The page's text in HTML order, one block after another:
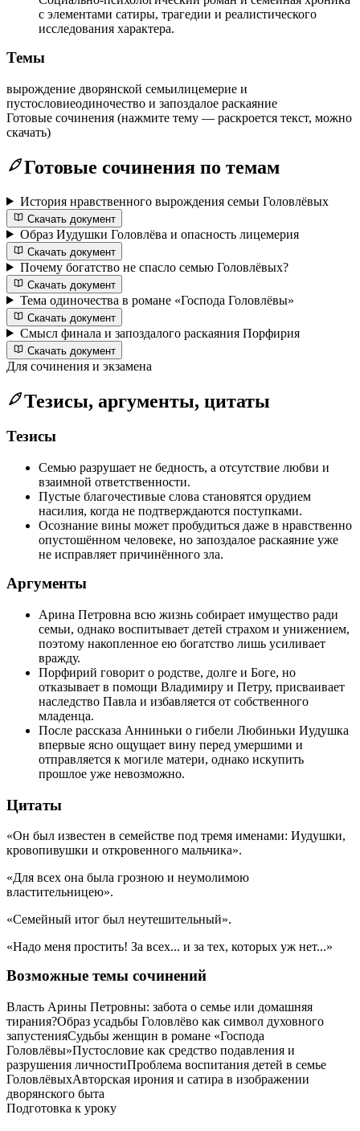
с элементами сатиры, трагедии и реалистического
исследования характера.
Темы
вырождение дворянской семьилицемерие и
пустословиеодиночество и запоздалое раскаяние
Готовые сочинения (нажмите тему — раскроется текст, можно
скачать)
Готовые сочинения по темам
История нравственного вырождения семьи Головлёвых
Скачать документ
Образ Иудушки Головлёва и опасность лицемерия
Скачать документ
Почему богатство не спасло семью Головлёвых?
Скачать документ
Тема одиночества в романе «Господа Головлёвы»
Скачать документ
Смысл финала и запоздалого раскаяния Порфирия
Скачать документ
Для сочинения и экзамена
Тезисы, аргументы, цитаты
Тезисы
Семью разрушает не бедность, а отсутствие любви и
взаимной ответственности.
Пустые благочестивые слова становятся орудием
насилия, когда не подтверждаются поступками.
Осознание вины может пробудиться даже в нравственно
опустошённом человеке, но запоздалое раскаяние уже
не исправляет причинённого зла.
Аргументы
Арина Петровна всю жизнь собирает имущество ради
семьи, однако воспитывает детей страхом и унижением,
поэтому накопленное ею богатство лишь усиливает
вражду.
Порфирий говорит о родстве, долге и Боге, но
отказывает в помощи Владимиру и Петру, присваивает
наследство Павла и избавляется от собственного
младенца.
После рассказа Анниньки о гибели Любиньки Иудушка
впервые ясно ощущает вину перед умершими и
отправляется к могиле матери, однако искупить
прошлое уже невозможно.
Цитаты
«Он был известен в семействе под тремя именами: Иудушки,
кровопивушки и откровенного мальчика».
«Для всех она была грозною и неумолимою
властительницею».
«Семейный итог был неутешительный».
«Надо меня простить! За всех... и за тех, которых уж нет...»
Возможные темы сочинений
Власть Арины Петровны: забота о семье или домашняя
тирания?Образ усадьбы Головлёво как символ духовного
запустенияСудьбы женщин в романе «Господа
Головлёвы»Пустословие как средство подавления и
разрушения личностиПроблема воспитания детей в семье
ГоловлёвыхАвторская ирония и сатира в изображении
дворянского быта
Подготовка к уроку